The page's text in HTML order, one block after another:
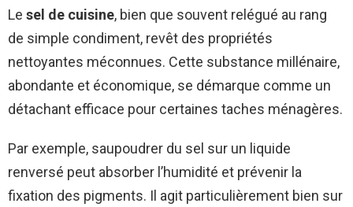
Le sel de cuisine, bien que souvent relégué au rang
de simple condiment, revêt des propriétés
nettoyantes méconnues. Cette substance millénaire,
abondante et économique, se démarque comme un
détachant efficace pour certaines taches ménagères.
Par exemple, saupoudrer du sel sur un liquide
renversé peut absorber l’humidité et prévenir la
fixation des pigments. Il agit particulièrement bien sur